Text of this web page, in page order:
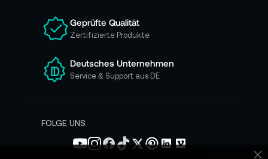
e
e
n
N
s
Geprüfte Qualität
Zertifizierte Produkte
Deutsches Unternehmen
Service & Support aus DE
FOLGE UNS